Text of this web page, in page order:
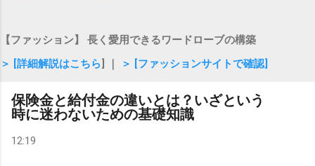
【ファッション】 長く愛用できるワードローブの構築
＞ [詳細解説はこちら] ｜ ＞ [ファッションサイトで確認]
保険金と給付金の違いとは？いざという
時に迷わないための基礎知識
12:19